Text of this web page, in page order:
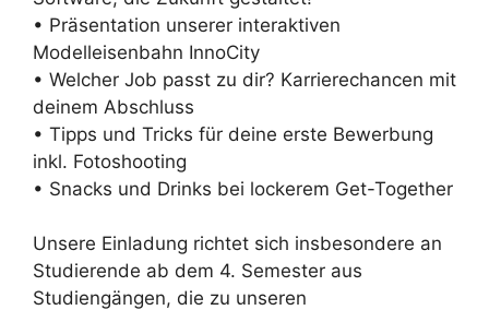
• Präsentation unserer interaktiven
Modelleisenbahn InnoCity
• Welcher Job passt zu dir? Karrierechancen mit
deinem Abschluss
• Tipps und Tricks für deine erste Bewerbung
inkl. Fotoshooting
• Snacks und Drinks bei lockerem Get-Together
Unsere Einladung richtet sich insbesondere an
Studierende ab dem 4. Semester aus
Studiengängen, die zu unseren